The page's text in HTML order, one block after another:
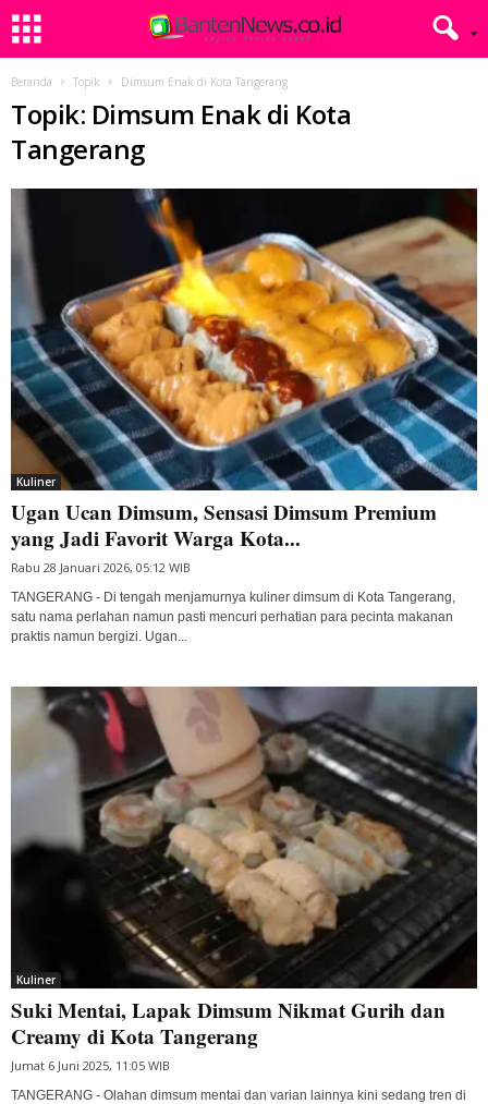
Beranda Topik Dimsum Enak di Kota Tangerang
Topik: Dimsum Enak di Kota
Tangerang
Kuliner
Ugan Ucan Dimsum, Sensasi Dimsum Premium
yang Jadi Favorit Warga Kota...
Rabu 28 Januari 2026, 05:12 WIB
TANGERANG - Di tengah menjamurnya kuliner dimsum di Kota Tangerang,
satu nama perlahan namun pasti mencuri perhatian para pecinta makanan
praktis namun bergizi. Ugan...
Kuliner
Suki Mentai, Lapak Dimsum Nikmat Gurih dan
Creamy di Kota Tangerang
Jumat 6 Juni 2025, 11:05 WIB
TANGERANG - Olahan dimsum mentai dan varian lainnya kini sedang tren di